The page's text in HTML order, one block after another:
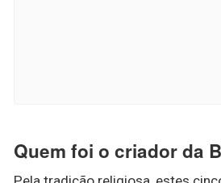
Quem foi o criador da